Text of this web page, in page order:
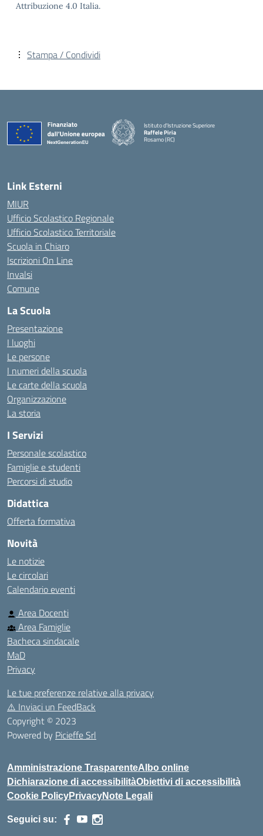
Attribuzione 4.0 Italia.
Stampa / Condividi
Istituto d'Istruzione Superiore
Raffele Piria
Rosarno (RC)
Link Esterni
MIUR
Ufficio Scolastico Regionale
Ufficio Scolastico Territoriale
Scuola in Chiaro
Iscrizioni On Line
Invalsi
Comune
La Scuola
Presentazione
I luoghi
Le persone
I numeri della scuola
Le carte della scuola
Organizzazione
La storia
I Servizi
Personale scolastico
Famiglie e studenti
Percorsi di studio
Didattica
Offerta formativa
Novità
Le notizie
Le circolari
Calendario eventi
Area Docenti
Area Famiglie
Bacheca sindacale
MaD
Privacy
Le tue preferenze relative alla privacy
⚠️ Inviaci un FeedBack
Copyright © 2023
Powered by Picieffe Srl
Amministrazione TrasparenteAlbo online
Dichiarazione di accessibilitàObiettivi di accessibilità
Cookie PolicyPrivacyNote Legali
Seguici su: